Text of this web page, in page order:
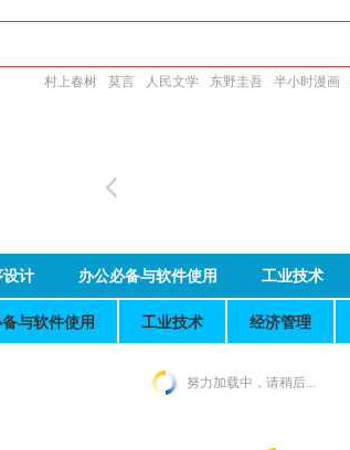
村上春树 莫言 人民文学 东野圭吾 半小时漫画
设计 办公必备与软件使用 工业技术
与软件使用 工业技术 经济管理
努力加载中，请稍后...